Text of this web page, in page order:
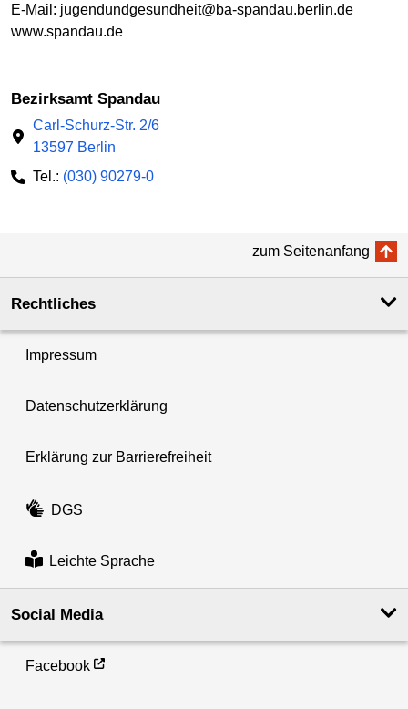
E-Mail: jugendundgesundheit@ba-spandau.berlin.de
www.spandau.de
Bezirksamt Spandau
Carl-Schurz-Str. 2/6
13597 Berlin
Tel.: (030) 90279-0
zum Seitenanfang
Rechtliches
Impressum
Datenschutzerklärung
Erklärung zur Barrierefreiheit
DGS
Leichte Sprache
Social Media
Facebook